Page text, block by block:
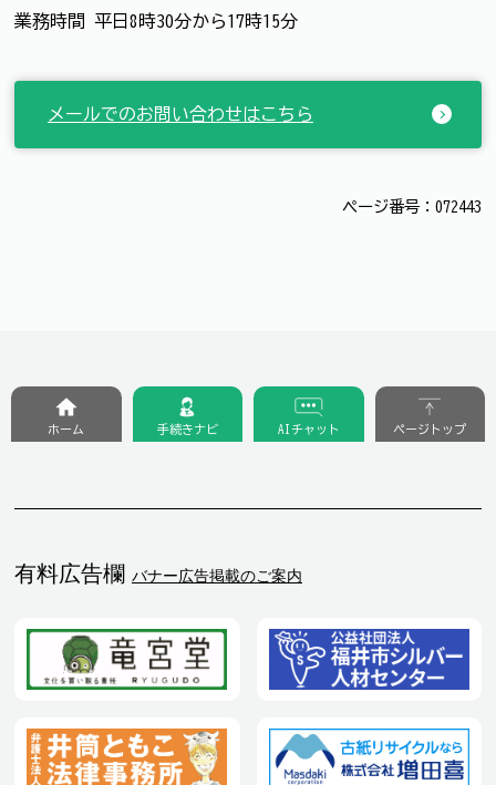
業務時間 平日8時30分から17時15分
メールでのお問い合わせはこちら
ページ番号：072443
有料広告欄 バナー広告掲載のご案内
ホーム 手続きナビ AIチャット ページトップ